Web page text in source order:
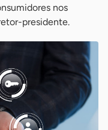
nos
presidente.